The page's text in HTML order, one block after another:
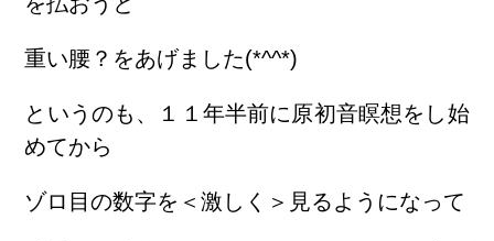
重い腰？をあげました(*^^*)
というのも、１１年半前に原初音瞑想をし始
めてから
ゾロ目の数字を＜激しく＞見るようになって